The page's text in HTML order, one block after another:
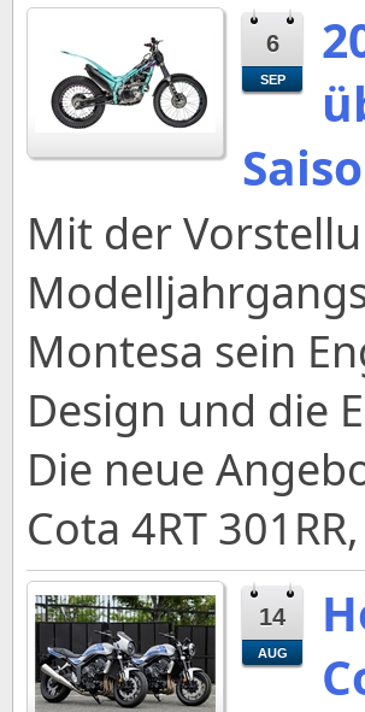
6
SEP
Mit der
Montesa sein
Design und die
Die neue
Cota 4RT
14
AUG